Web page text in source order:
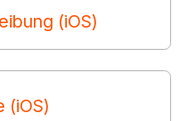
(iOS)
(iOS)